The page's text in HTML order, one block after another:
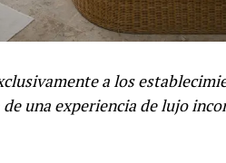
a los
una experiencia de lujo